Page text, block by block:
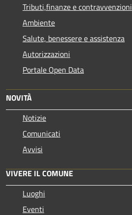
Tributi,finanze e contravvenzioni
Ambiente
Salute, benessere e assistenza
Autorizzazioni
Portale Open Data
NOVITÀ
Notizie
Comunicati
Avvisi
VIVERE IL COMUNE
Luoghi
Eventi